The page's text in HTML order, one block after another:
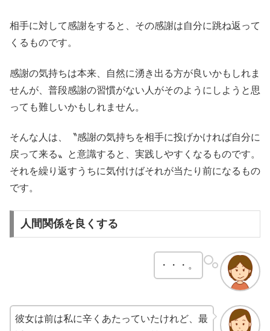
相手に対して感謝をすると、その感謝は自分に跳ね返って
くるものです。
感謝の気持ちは本来、自然に湧き出る方が良いかもしれま
せんが、普段感謝の習慣がない人がそのようにしようと思
っても難しいかもしれません。
そんな人は、〝感謝の気持ちを相手に投げかければ自分に
戻って来る〟と意識すると、実践しやすくなるものです。
それを繰り返すうちに気付けばそれが当たり前になるもの
です。
人間関係を良くする
・・・。
彼女は前は私に辛くあたっていたけれど、最